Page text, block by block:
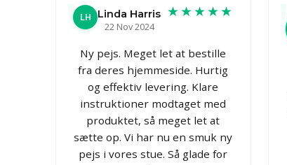
LH
Linda Harris
22 Nov 2024
★★★★★
Ny pejs. Meget let at bestille
fra deres hjemmeside. Hurtig
og effektiv levering. Klare
instruktioner modtaget med
produktet, så meget let at
sætte op. Vi har nu en smuk ny
pejs i vores stue. Så glade for